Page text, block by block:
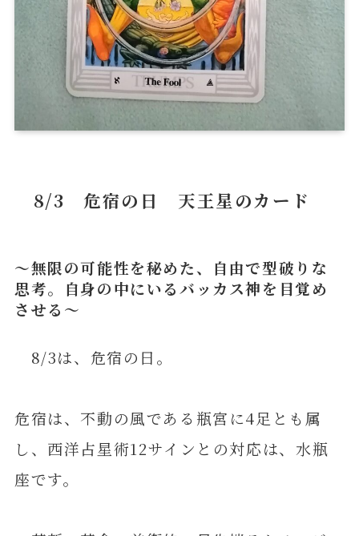
8/3 危宿の日 天王星のカード
～無限の可能性を秘めた、自由で型破りな
思考。自身の中にいるバッカス神を目覚め
させる～
8/3は、危宿の日。
危宿は、不動の風である瓶宮に4足とも属
し、西洋占星術12サインとの対応は、水瓶
座です。